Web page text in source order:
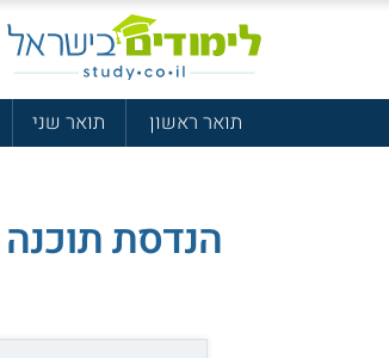
תואר ראשון תואר שני
הנדסת